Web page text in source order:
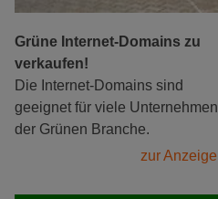
Grüne Internet-Domains zu
verkaufen!
Die Internet-Domains sind
geeignet für viele Unternehmen
der Grünen Branche.
zur Anzeige